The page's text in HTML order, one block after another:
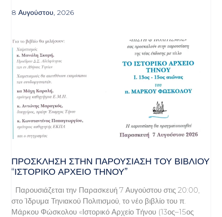
8 Αυγούστου, 2026
ΠΡΌΣΚΛΗΣΗ ΣΤΗΝ ΠΑΡΟΥΣΊΑΣΗ ΤΟΥ ΒΙΒΛΊΟΥ
“ΙΣΤΟΡΙΚΌ ΑΡΧΕΊΟ ΤΉΝΟΥ”
Παρουσιάζεται την Παρασκευή 7 Αυγούστου στις 20:00,
στο Ίδρυμα Τηνιακού Πολιτισμού, το νέο βιβλίο του π.
Μάρκου Φώσκολου «Ιστορικό Αρχείο Τήνου (13ος–15ος